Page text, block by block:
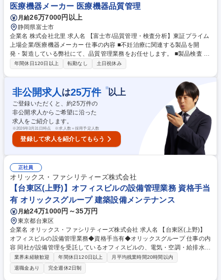
し⇒新社屋建設の増員
医療機器メーカー 医療機器品質管理
月給26万7000円以上
静岡県富士市
企業名 株式会社北里 求人名 【富士市/品質管理・検査分析】東証プライム
上場企業/医療機器メーカー 仕事の内容 ■不妊治療に関連する製品を開
発・製造している弊社にて、品質管理業務をお任せします。 ■製品検査 ■
環境測定 ■書類作成など検査に伴う付随業務 変更の範囲：会社の定める業
年間休日120日以上 転勤なし 土日祝休み
非公開求人 は25万件 ※以上
ご登録いただくと、約25万件の
非公開求人からご希望に沿った
求人をご紹介します。
※2026年3月31日時点 ※求人数＝採用予定人数
登録して求人を紹介してもらう
正社員
オリックス・ファシリティーズ株式会社
【台東区(上野)】オフィスビルの設備管理業務 資格手当
有 オリックスグループ 建築設備メンテナンス
月給24万1000円～35万円
東京都台東区
企業名 オリックス・ファシリティーズ株式会社 求人名 【台東区(上野)】
オフィスビルの設備管理業務◆資格手当有◆オリックスグループ 仕事の内
容 同社が設備管理を受託しているオフィスビルの、電気・空調・給排水設
備の管理・点検業務をお任せします。電気・空調等の保守点検業務に留ま
らず、幅広く活躍頂きたいと考えております。 ■共用部の空調、電気、給
排水、水質検査、巡回業務等 ・各機器の目視日常点検 ・共用部照明等の
業界未経験歓迎 年間休日120日以上
月平均残業時間20時間以内
退職金あり
完全週休2日制